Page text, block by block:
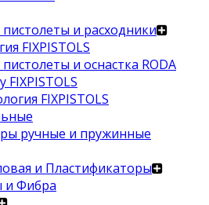
и расходники
FIXPISTOLS
и оснастка RODA
FIXPISTOLS
ручные и пружинные
и Пластификаторы
и Фибра